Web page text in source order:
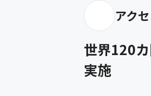
アク
世界120
実施